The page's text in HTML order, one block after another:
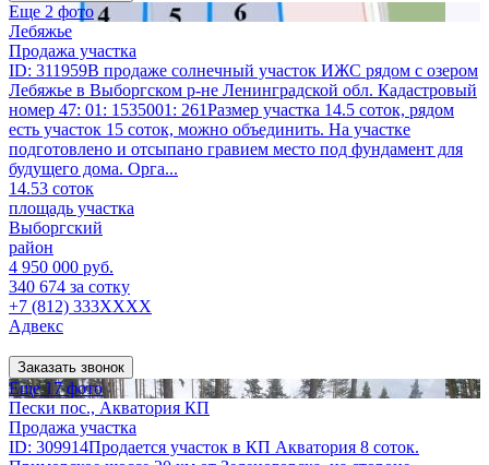
Еще 2 фото
Лебяжье
Продажа участка
ID: 311959В продаже солнечный участок ИЖС рядом с озером
Лебяжье в Выборгском р-не Ленинградской обл. Кадастровый
номер 47: 01: 1535001: 261Размер участка 14.5 соток, рядом
есть участок 15 соток, можно объединить. На участке
подготовлено и отсыпано гравием место под фундамент для
будущего дома. Орга...
14.53 соток
площадь участка
Выборгский
район
4 950 000 руб.
340 674 за сотку
+7 (812) 333XXXX
Адвекс
Заказать звонок
Еще 17 фото
Пески пос., Акватория КП
Продажа участка
ID: 309914Продается участок в КП Акватория 8 соток.